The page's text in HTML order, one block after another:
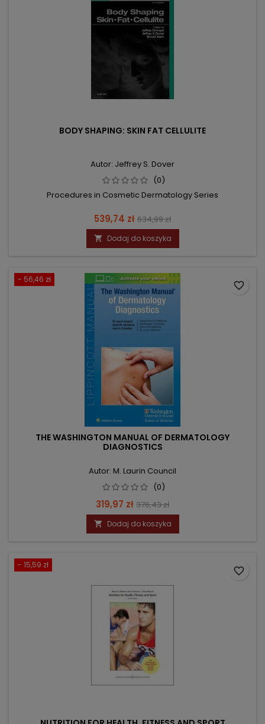
BODY SHAPING: SKIN FAT CELLULITE
Autor: Jeffrey S. Dover
(0)
Procedures in Cosmetic Dermatology Series
Cena
539,74 zł Cena
podstawowa
634,99 zł
 Dodaj do koszyka
- 56,46 zł
THE WASHINGTON MANUAL OF DERMATOLOGY
DIAGNOSTICS
Autor: M. Laurin Council
(0)
Cena
319,97 zł Cena
podstawowa
376,43 zł
 Dodaj do koszyka
favorite_border
- 15,59 zł
favorite_border